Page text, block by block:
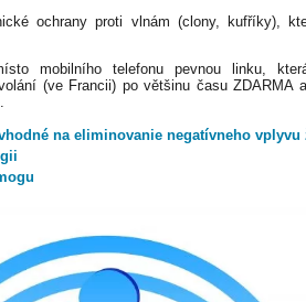
ochrany proti vlnám (clony, kufříky),
mobilního telefonu pevnou linku,
(ve Francii) po většinu času ZDARMA
na eliminovanie negatívneho vplyvu